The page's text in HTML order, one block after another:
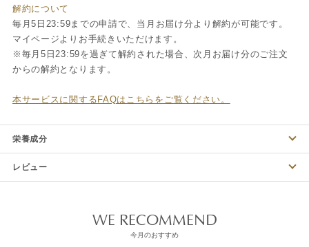
解約について
毎月5日23:59までの申請で、当月お届け分より解約が可能です。
マイページよりお手続きいただけます。
※毎月5日23:59を過ぎて解約された場合、次月お届け分のご注文
からの解約となります。
本サービスに関するFAQはこちらをご覧ください。
栄養成分
レビュー
WE RECOMMEND
今月のおすすめ